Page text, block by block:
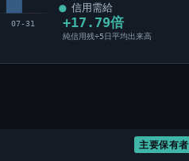
07-31
信用需給
+17.79倍
純信用残÷5日平均出来高
主要保有者